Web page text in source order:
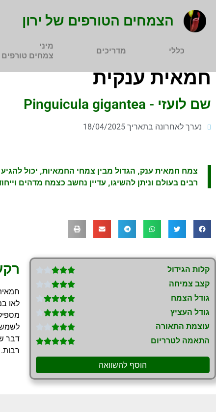
הצמחים הטורפים של ירון
כללי מדריכים
מיני
צמחים טורפים
חמאית ענקית
שם לועזי - Pinguicula gigantea
נערך לאחרונה בתאריך 18/04/2025
צמח חמאית ענק, הגדול מבין צמחי החמאיות, יכול
רבים בעולם וניתן להשיגו, עדיין נחשב כצמח מדהים
קלות הגידול 



קצב צמיחה 



גודל הצמח 




גודל העציץ 




עוצמת התאורה 



התאמה לטרריום 




הוסף להשוואה
לאו
לשמש
דבר
רבות.